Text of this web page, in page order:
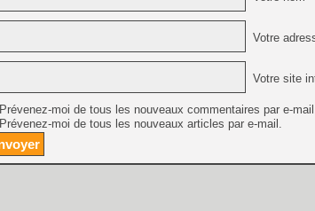
Votre
Votre site
Prévenez-moi de tous les nouveaux commentaires par e-
Prévenez-moi de tous les nouveaux articles par e-mail.